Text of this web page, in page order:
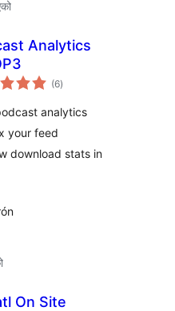
Analytics
(6कुल
रेटिङ्गहरू
)
analytics
your feed
download stats in
On Site